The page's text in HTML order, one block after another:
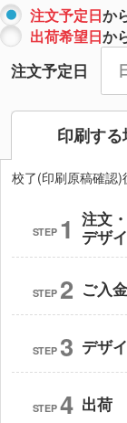
注文予定日か
出荷希望日か
注文予定日
印刷す
校了(印刷原稿確認
STEP 1 注文・
デザ
STEP 2 ご入金
STEP 3 デザ
STEP 4 出荷